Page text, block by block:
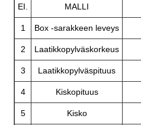
EI. MALLI
1 Box -sarakkeen leveys
2 Laatikkopylväskorkeus
3 Laatikkopylväspituus
4 Kiskopituus
5 Kisko